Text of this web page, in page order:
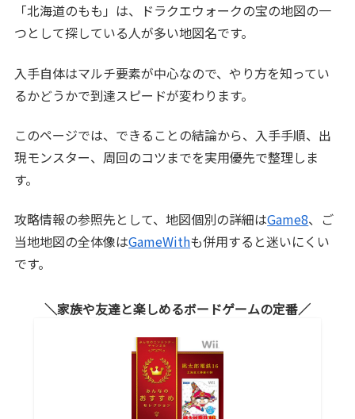
「北海道のもも」は、ドラクエウォークの宝の地図の一
つとして探している人が多い地図名です。
入手自体はマルチ要素が中心なので、やり方を知ってい
るかどうかで到達スピードが変わります。
このページでは、できることの結論から、入手手順、出
現モンスター、周回のコツまでを実用優先で整理しま
す。
攻略情報の参照先として、地図個別の詳細はGame8、ご
当地地図の全体像はGameWithも併用すると迷いにくい
です。
家族や友達と楽しめるボードゲームの定番